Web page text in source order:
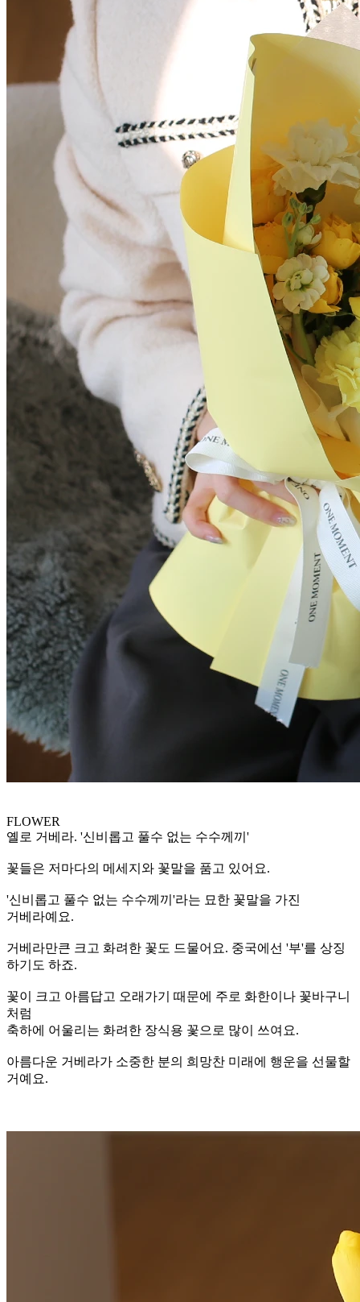
FLOWER
옐로 거베라. '신비롭고 풀수 없는 수수께끼'
꽃들은 저마다의 메세지와 꽃말을 품고 있어요.
'신비롭고 풀수 없는 수수께끼'라는 묘한 꽃말을 가진
거베라예요.
거베라만큰 크고 화려한 꽃도 드물어요. 중국에선 '부'를 상징
하기도 하죠.
꽃이 크고 아름답고 오래가기 때문에 주로 화한이나 꽃바구니
처럼
축하에 어울리는 화려한 장식용 꽃으로 많이 쓰여요.
아름다운 거베라가 소중한 분의 희망찬 미래에 행운을 선물할
거예요.